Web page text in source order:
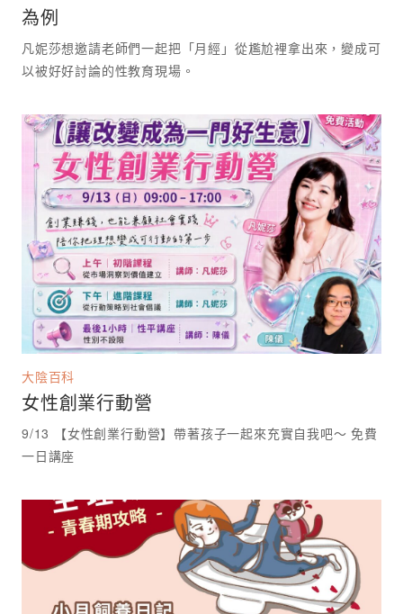
為例
凡妮莎想邀請老師們一起把「月經」從尷尬裡拿出來，變成可
大陰百科
女性創業行動營
9/13 【女性創業行動營】帶著孩子一起來充實自我吧～ 免費